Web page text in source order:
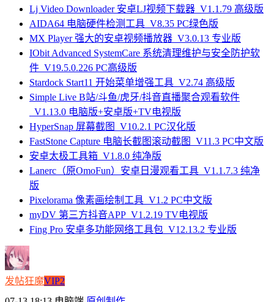
Lj Video Downloader 安卓LJ视频下载器_V1.1.79 高级版
AIDA64 电脑硬件检测工具_V8.35 PC绿色版
MX Player 强大的安卓视频播放器_V3.0.13 专业版
IObit Advanced SystemCare 系统清理维护与安全防护软
件_V19.5.0.226 PC高级版
Stardock Start11 开始菜单增强工具_V2.74 高级版
Simple Live B站/斗鱼/虎牙/抖音直播聚合观看软件
_V1.13.0 电脑版+安卓版+TV电视版
HyperSnap 屏幕截图_V10.2.1 PC汉化版
FastStone Capture 电脑长截图滚动截图_V11.3 PC中文版
安卓太极工具箱_V1.8.0 纯净版
Lanerc（原OmoFun）安卓日漫观看工具_V1.1.7.3 纯净
版
Pixelorama 像素画绘制工具_V1.2 PC中文版
myDV 第三方抖音APP_V1.2.19 TV电视版
Fing Pro 安卓多功能网络工具包_V12.13.2 专业版
发帖狂魔VIP2